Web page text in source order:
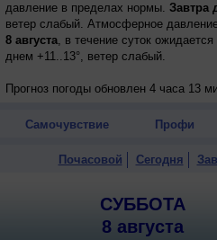
давление в пределах нормы. Завтра
ветер слабый. Атмосферное
8 августа, в течение суток
днем +11..13°, ветер слабый.
Прогноз погоды обновлен 4 часа 13
Самочувствие Профи
Почасовой Сегодня
СУББОТА
8 августа